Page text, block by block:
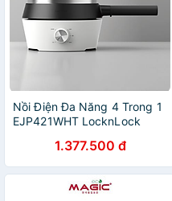
Nồi Điện Đa Năng 4 Trong 1
EJP421WHT LocknLock
1.377.500 đ